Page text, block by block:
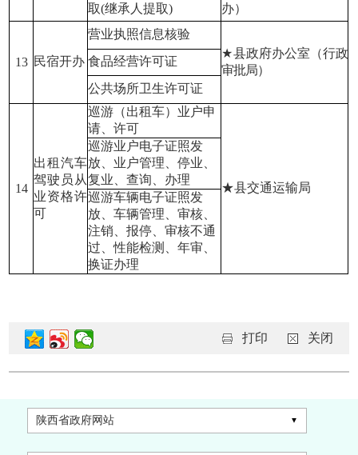
取(继承人提取)
办）
13 民宿开办
营业执照信息核验
★县政府办公室（行政
审批局）
食品经营许可证
公共场所卫生许可证
14
出租汽车
驾驶员从
业资格许
可
巡游（出租车）业户申
请、许可
★县交通运输局
巡游业户电子证照发
放、业户管理、停业、
复业、查询、办理
巡游车辆电子证照发
放、车辆管理、审核、
注销、报停、审核不通
过、性能检测、年审、
换证办理
打印 关闭
陕西省政府网站